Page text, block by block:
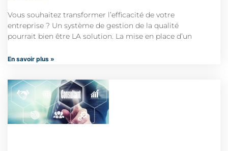
Vous souhaitez transformer l’efficacité de votre
entreprise ? Un système de gestion de la qualité
pourrait bien être LA solution. La mise en place d’un
En savoir plus »